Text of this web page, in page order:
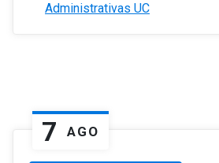
Administrativas UC
7 AGO